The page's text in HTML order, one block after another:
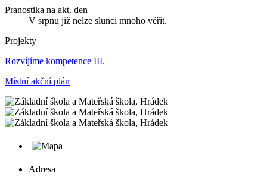
Pranostika na akt. den
V srpnu již nelze slunci mnoho věřit.
Projekty
Rozvíjíme kompetence III.
Místní akční plán
Adresa